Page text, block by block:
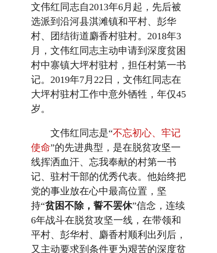
文伟红同志自2013年6月起，先后被
选派到沿河县淇滩镇和平村、彭华
村、团结街道麝香村驻村。2018年3
月，文伟红同志主动申请到深度贫困
村中寨镇大坪村驻村，担任村第一书
记。2019年7月22日，文伟红同志在
大坪村驻村工作中意外牺牲，年仅45
岁。
文伟红同志是“不忘初心、牢记
使命”的先进典型，是在脱贫攻坚一
线挥洒血汗、忘我奉献的村第一书
记、驻村干部的优秀代表。他始终把
党的事业放在心中最高位置，坚
持“贫困不除，誓不罢休”信念，连续
6年战斗在脱贫攻坚一线，在带领和
平村、彭华村、麝香村顺利出列后，
又主动要求到条件更为艰苦的深度贫